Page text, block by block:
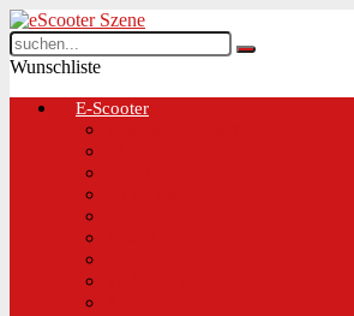
Wunschliste
E-Scooter